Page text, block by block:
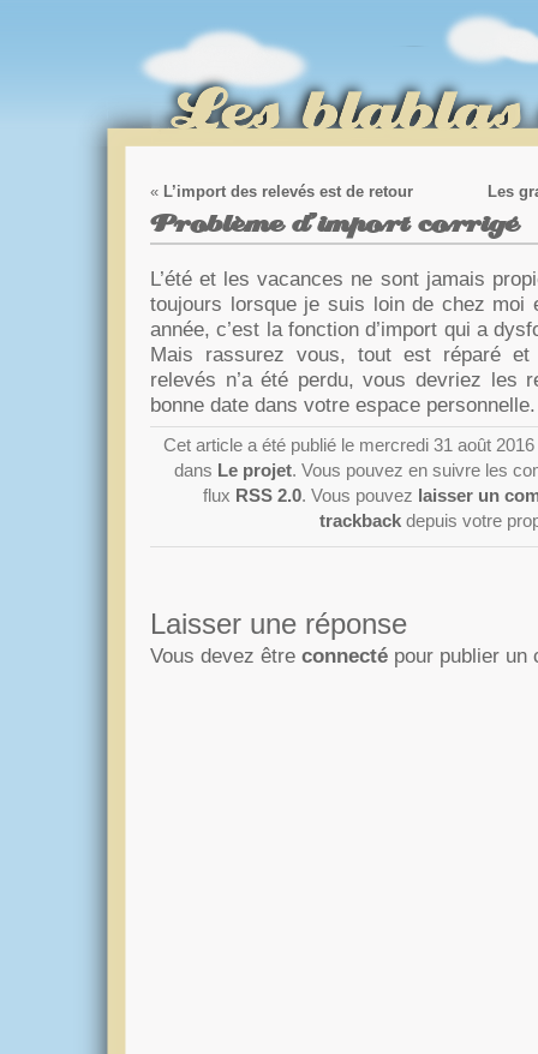
« L’import des relevés est de retour Les
Problème d’import corrigé
L’été et les vacances ne sont jamais
toujours lorsque je suis loin de chez moi
année, c’est la fonction d’import qui a
Mais rassurez vous, tout est réparé
relevés n’a été perdu, vous devriez les
bonne date dans votre espace
Cet article a été publié le mercredi 31 août
dans Le projet. Vous pouvez en suivre les
flux RSS 2.0. Vous pouvez laisser un
trackbackdepuis votre
Laisser une réponse
Vous devez être connecté pour publier un